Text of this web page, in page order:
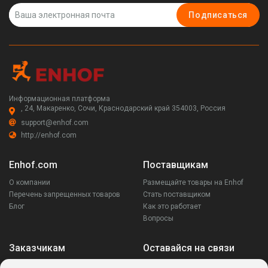
Подписаться
Информационная платформа
, 24, Макаренко, Сочи, Краснодарский край 354003, Россия
support@enhof.com
http://enhof.com
Enhof.com
О компании
Перечень запрещенных товаров
Блог
Поставщикам
Размещайте товары на Enhof
Стать поставщиком
Как это работает
Вопросы
Заказчикам Оставайся на связи